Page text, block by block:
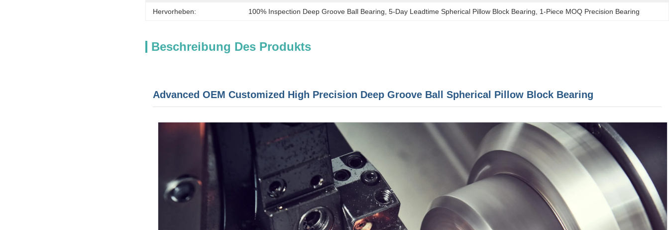
Hervorheben: 100% Inspection Deep Groove Ball Bearing 5-Day Leadtime Spherical Pillow Block Bearing 1-Piece MOQ Precision Bearing
Beschreibung Des Produkts
Advanced OEM Customized High Precision Deep Groove Ball Spherical Pillow Block Bearing